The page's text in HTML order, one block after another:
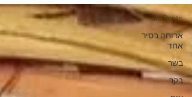
All Posts
ארוחה בסיר
אחד
בשר
בקר